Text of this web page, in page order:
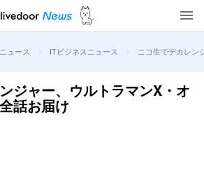
ュース > ITビジネスニュース > ニコ生でデカレン
ジャー、ウルトラマンX・オ
話お届け